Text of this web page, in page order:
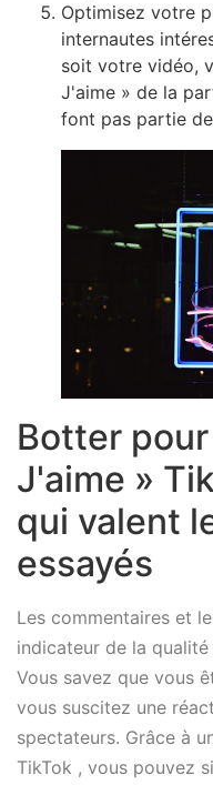
Optimisez votre
internautes
soit votre vidéo,
J'aime » de la
font pas partie de
Botter
J'aime »
qui valent
essayés
Les commentaires et
indicateur de la
Vous savez que vous
vous suscitez une
spectateurs. Grâce à
TikTok , vous pouvez